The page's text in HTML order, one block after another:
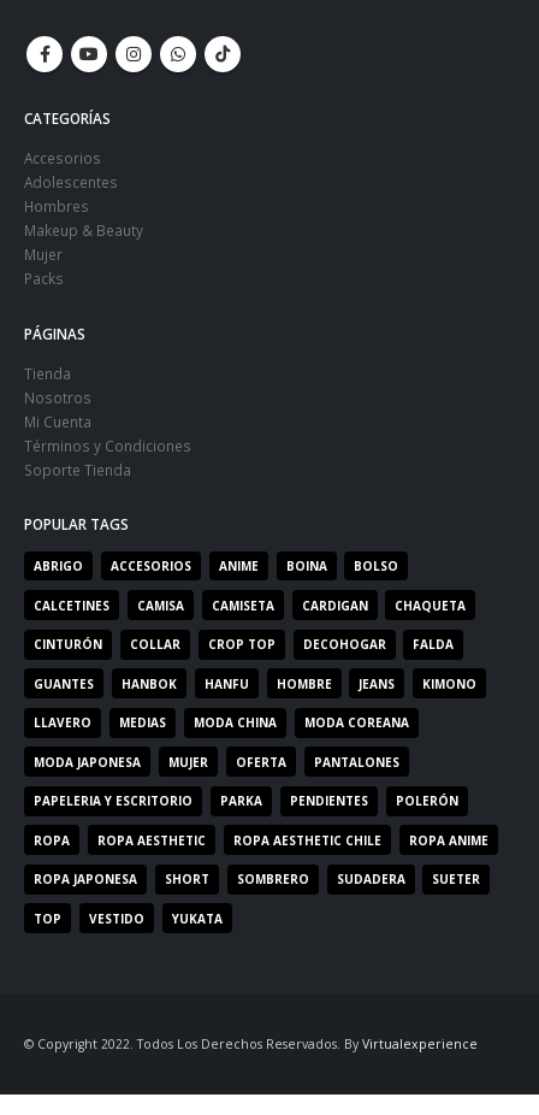
CATEGORÍAS
Accesorios
Adolescentes
Hombres
Makeup & Beauty
Mujer
Packs
PÁGINAS
Tienda
Nosotros
Mi Cuenta
Términos y Condiciones
Soporte Tienda
POPULAR TAGS
ABRIGO ACCESORIOS ANIME BOINA BOLSO
CALCETINES CAMISA CAMISETA CARDIGAN CHAQUETA
CINTURÓN COLLAR CROP TOP DECOHOGAR FALDA
GUANTES HANBOK HANFU HOMBRE JEANS KIMONO
LLAVERO MEDIAS MODA CHINA MODA COREANA
MODA JAPONESA MUJER OFERTA PANTALONES
PAPELERIA Y ESCRITORIO PARKA PENDIENTES POLERÓN
ROPA ROPA AESTHETIC ROPA AESTHETIC CHILE ROPA ANIME
ROPA JAPONESA SHORT SOMBRERO SUDADERA SUETER
TOP VESTIDO YUKATA
© Copyright 2022. Todos Los Derechos Reservados. By Virtualexperience